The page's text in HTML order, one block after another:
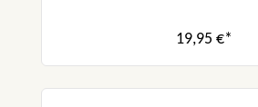
19,95 €*